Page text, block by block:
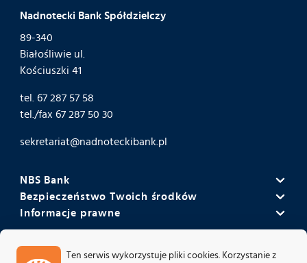
Nadnotecki Bank Spółdzielczy
89-340
Białośliwie ul.
Kościuszki 41
tel. 67 287 57 58
tel./fax 67 287 50 30
sekretariat@nadnoteckibank.pl
NBS Bank
Misja i wizja NBS Banku
Historia
Rada Nadzorcza i Zarząd
Bezpieczeństwo Twoich środków
Wyniki banku
Bankowy Fundusz Gwarancyjny
Informacje prawne
Polityka prywatności
Ten serwis wykorzystuje pliki cookies. Korzystanie z